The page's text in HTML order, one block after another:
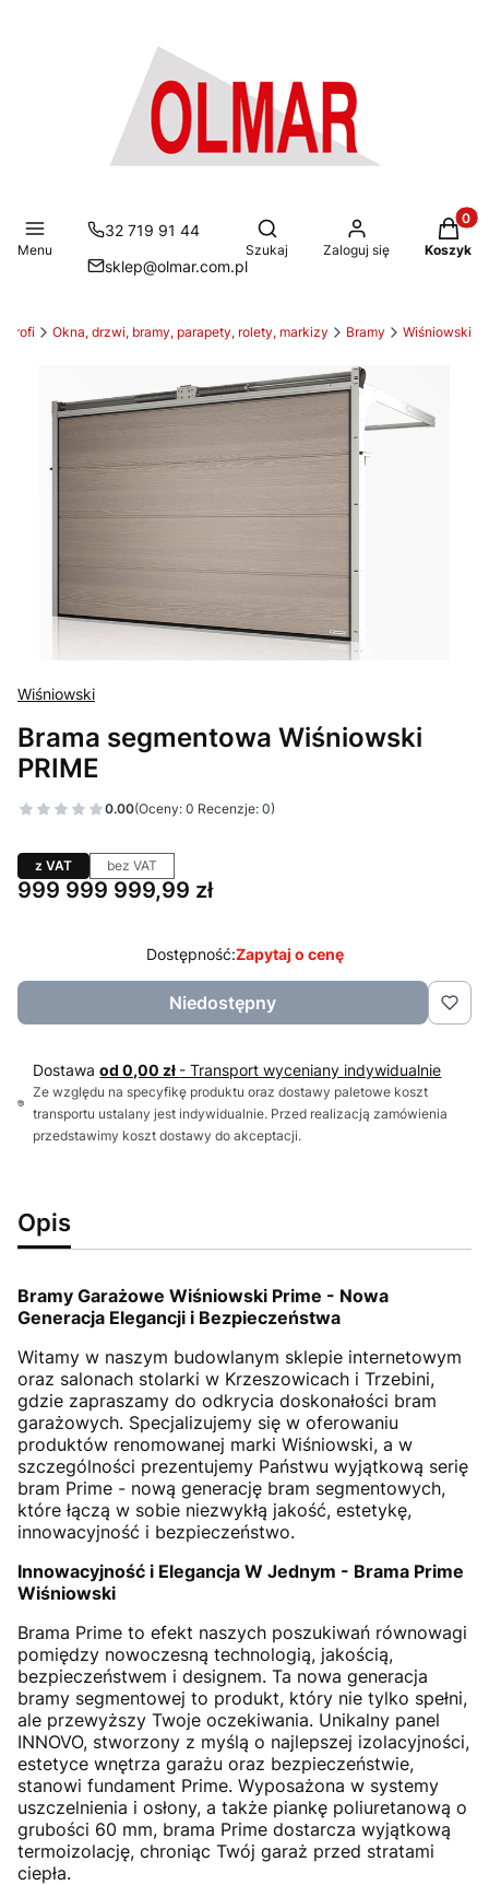
Menu
32 719 91 44
sklep@olmar.com.pl
Otwórz wyszukiwarkę
Szukaj Zaloguj się Koszyk
Profi Okna, drzwi, bramy, parapety, rolety, markizy Bramy Wiśniowski
Wiśniowski
Brama segmentowa Wiśniowski
PRIME
0.00(Oceny: 0 Recenzje: 0)
z VAT bez VAT
Cena
999 999 999,99 zł
Dostępność:Zapytaj o cenę
Niedostępny
Dostawaod 0,00 zł - Transport wyceniany indywidualnie
Ze względu na specyfikę produktu oraz dostawy paletowe koszt
transportu ustalany jest indywidualnie. Przed realizacją zamówienia
przedstawimy koszt dostawy do akceptacji.
Opis
Bramy Garażowe Wiśniowski Prime - Nowa
Generacja Elegancji i Bezpieczeństwa
Witamy w naszym budowlanym sklepie internetowym
oraz salonach stolarki w Krzeszowicach i Trzebini,
gdzie zapraszamy do odkrycia doskonałości bram
garażowych. Specjalizujemy się w oferowaniu
produktów renomowanej marki Wiśniowski, a w
szczególności prezentujemy Państwu wyjątkową serię
bram Prime - nową generację bram segmentowych,
które łączą w sobie niezwykłą jakość, estetykę,
innowacyjność i bezpieczeństwo.
Innowacyjność i Elegancja W Jednym - Brama Prime
Wiśniowski
Brama Prime to efekt naszych poszukiwań równowagi
pomiędzy nowoczesną technologią, jakością,
bezpieczeństwem i designem. Ta nowa generacja
bramy segmentowej to produkt, który nie tylko spełni,
ale przewyższy Twoje oczekiwania. Unikalny panel
INNOVO, stworzony z myślą o najlepszej izolacyjności,
estetyce wnętrza garażu oraz bezpieczeństwie,
stanowi fundament Prime. Wyposażona w systemy
uszczelnienia i osłony, a także piankę poliuretanową o
grubości 60 mm, brama Prime dostarcza wyjątkową
termoizolację, chroniąc Twój garaż przed stratami
ciepła.